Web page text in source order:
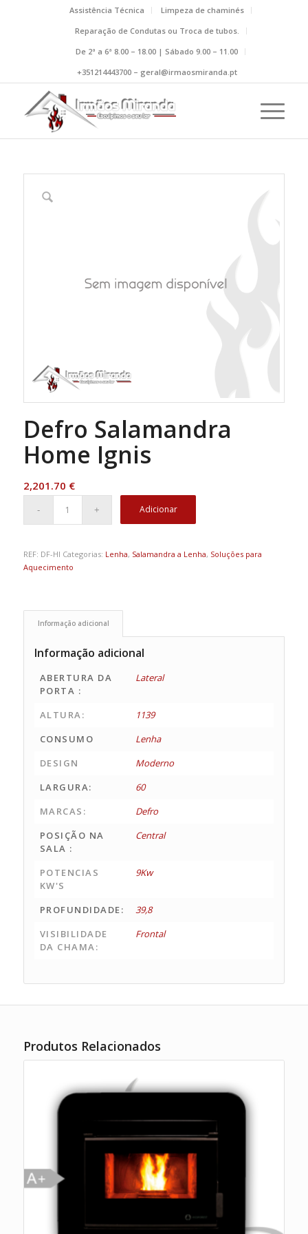
Assistência Técnica
Limpeza de chaminés
Reparação de Condutas ou Troca de tubos.
De 2ª a 6ª 8.00 – 18.00 | Sábado 9.00 – 11.00
+351214443700 – geral@irmaosmiranda.pt
Defro Salamandra
Home Ignis
2,201.70 €
Adicionar
REF: DF-HI Categorias: Lenha, Salamandra a Lenha, Soluções para
Aquecimento
Informação adicional
Informação adicional
ABERTURA DA
PORTA :
Lateral
ALTURA:
1139
CONSUMO
Lenha
DESIGN
Moderno
LARGURA:
60
MARCAS:
Defro
POSIÇÃO NA
SALA :
Central
POTENCIAS
KW'S
9Kw
PROFUNDIDADE:
39,8
VISIBILIDADE
DA CHAMA:
Frontal
Produtos Relacionados